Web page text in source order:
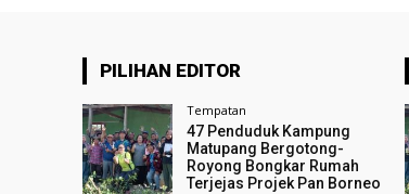
PILIHAN EDITOR
Tempatan
47 Penduduk Kampung
Matupang Bergotong-
Royong Bongkar Rumah
Terjejas Projek Pan Borneo